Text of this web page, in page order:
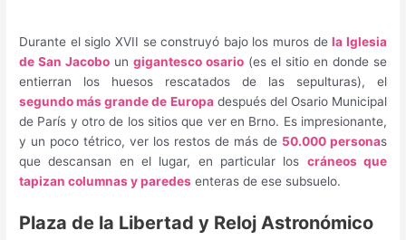
Durante el siglo XVII se construyó bajo los muros dela Iglesia
de San Jacobo ungigantesco osario (es el sitio en donde se
entierran los huesos rescatados de las sepulturas), el
segundo más grande de Europadespués del Osario Municipal
de París y otro de los sitios que ver en Brno. Es impresionante,
y un poco tétrico, ver los restos de más de 50.000 personas
que descansan en el lugar, en particular los cráneos que
tapizan columnas y paredes enteras de ese subsuelo.
Plaza de la Libertad y Reloj Astronómico